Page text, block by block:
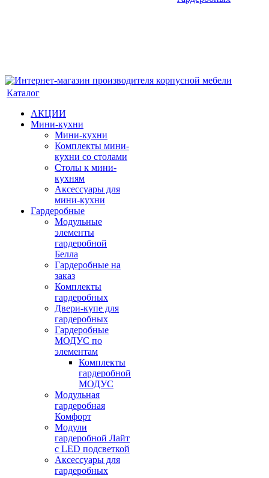
Каталог
АКЦИИ
Мини-кухни
Мини-кухни
Комплекты мини-
кухни со столами
Столы к мини-
кухням
Аксессуары для
мини-кухни
Гардеробные
Модульные
элементы
гардеробной
Белла
Гардеробные на
заказ
Комплекты
гардеробных
Двери-купе для
гардеробных
Гардеробные
МОДУС по
элементам
Комплекты
гардеробной
МОДУС
Модульная
гардеробная
Комфорт
Модули
гардеробной Лайт
с LED подсветкой
Аксессуары для
гардеробных